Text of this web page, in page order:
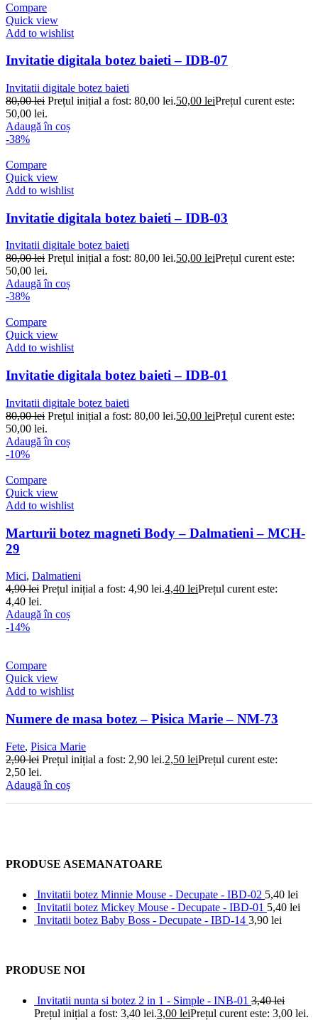
Compare
Quick view
Add to wishlist
Invitatie digitala botez baieti – IDB-07
Invitatii digitale botez baieti
80,00lei Prețul inițial a fost: 80,00 lei.50,00 leiPrețul curent este:
50,00 lei.
Adaugă în coș
-38%
Compare
Quick view
Add to wishlist
Invitatie digitala botez baieti – IDB-03
Invitatii digitale botez baieti
80,00lei Prețul inițial a fost: 80,00 lei.50,00 leiPrețul curent este:
50,00 lei.
Adaugă în coș
-38%
Compare
Quick view
Add to wishlist
Invitatie digitala botez baieti – IDB-01
Invitatii digitale botez baieti
80,00lei Prețul inițial a fost: 80,00 lei.50,00 leiPrețul curent este:
50,00 lei.
Adaugă în coș
-10%
Compare
Quick view
Add to wishlist
Marturii botez magneti Body – Dalmatieni – MCH-
29
Mici, Dalmatieni
4,90lei Prețul inițial a fost: 4,90 lei.4,40 leiPrețul curent este:
4,40 lei.
Adaugă în coș
-14%
Compare
Quick view
Add to wishlist
Numere de masa botez – Pisica Marie – NM-73
Fete, Pisica Marie
2,90lei Prețul inițial a fost: 2,90 lei.2,50 leiPrețul curent este:
2,50 lei.
Adaugă în coș
PRODUSE ASEMANATOARE
Invitatii botez Minnie Mouse - Decupate - IBD-02 5,40 lei
Invitatii botez Mickey Mouse - Decupate - IBD-01 5,40 lei
Invitatii botez Baby Boss - Decupate - IBD-14 3,90 lei
PRODUSE NOI
Invitatii nunta si botez 2 in 1 - Simple - INB-01 3,40lei
Prețul inițial a fost: 3,40 lei.3,00 leiPrețul curent este: 3,00 lei.